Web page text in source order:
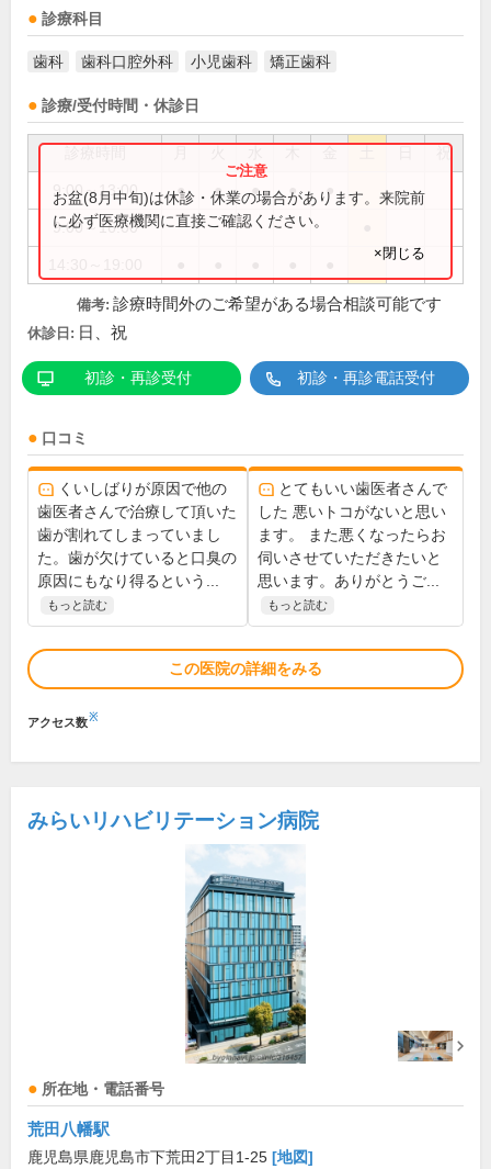
診療科目
歯科 歯科口腔外科 小児歯科 矯正歯科
診療/受付時間・休診日
祝
9:00～13:00 ● ● ● ● ●
9:00～16:00
お盆(8月中旬)は休診・休業の場合があります。来院前
に必ず医療機関に直接ご確認ください。
×閉じる
備考: 診療時間外のご希望がある場合相談可能です
休診日: 日、祝
初診・再診受付 初診・再診電話受付
口コミ
くいしばりが原因で他の
歯医者さんで治療して頂いた
歯が割れてしまっていまし
た。歯が欠けていると口臭の
原因にもなり得るという...
もっと読む
とてもいい歯医者さんで
した 悪いトコがないと思い
ます。 また悪くなったらお
伺いさせていただきたいと
思います。ありがとうご...
もっと読む
この医院の詳細をみる
アクセス数※
みらいリハビリテーション病院
所在地・電話番号
荒田八幡駅
鹿児島県鹿児島市下荒田2丁目1-25 [地図]